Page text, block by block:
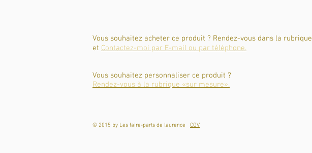
Vous souhaitez acheter ce produit ? Rendez-vous dans la rubrique
et Contactez-moi par E-mail ou par téléphone.
Vous souhaitez personnaliser ce produit ?
Rendez-vous à la rubrique «sur mesure».
© 2015 by Les faire-parts de laurence CGV